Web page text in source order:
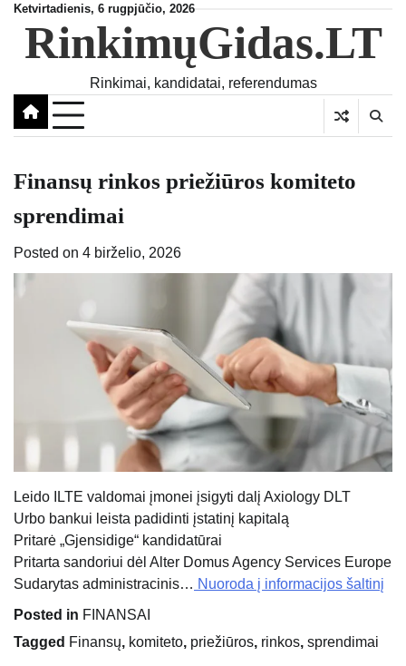
Skip
content
Ketvirtadienis, 6 rugpjūčio, 2026
RinkimųGidas.LT
Rinkimai, kandidatai, referendumas
Finansų rinkos priežiūros komiteto
sprendimai
Posted on 4 birželio, 2026
Leido ILTE valdomai įmonei įsigyti dalį Axiology DLT
Urbo bankui leista padidinti įstatinį kapitalą
Pritarė „Gjensidige“ kandidatūrai
Pritarta sandoriui dėl Alter Domus Agency Services Europe
Sudarytas administracinis… Nuoroda į informacijos šaltinį
Posted in FINANSAI
Tagged Finansų, komiteto, priežiūros, rinkos, sprendimai